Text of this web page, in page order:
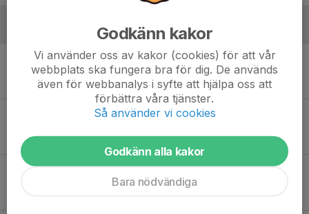
Sön 1
11:00
Motala AIF HK Blå - Vita Hästen Lag Gul
Stallet Norrköping
-
Motala AIF HK Vit - Vita Hästen Lag Grön
Sön 1
Motala AIF HK Blå - Vita Hästen Lag Grön
Stallet Norrköping
Godkänn kakor
Vi använder oss av kakor (cookies) för att vår
webbplats ska fungera bra för dig. De används
även för webbanalys i syfte att hjälpa oss att
förbättra våra tjänster.
Så använder vi cookies
Godkänn alla kakor
Bara nödvändiga